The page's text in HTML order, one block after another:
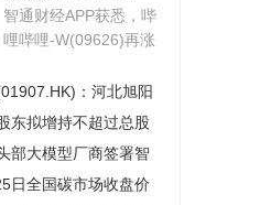
哩-W(09626)再涨近
9% 公司近期宣布3
占其市值4.5%-焦点
短讯
智通财经APP获悉，哔
哩哔哩-W(09626)再涨
22%，报1：河北旭阳
基金注资4.95亿元|最
东拟增持不超过总股
获持续增持支持释放
部大模型厂商签署智
日全国碳市场收盘价